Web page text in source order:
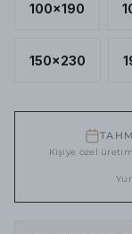
100x190
150x230
Kişiye özel